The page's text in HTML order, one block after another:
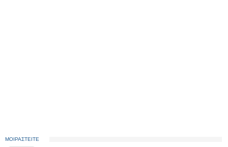
ΜΟΙΡΑΣΤΕΙΤΕ